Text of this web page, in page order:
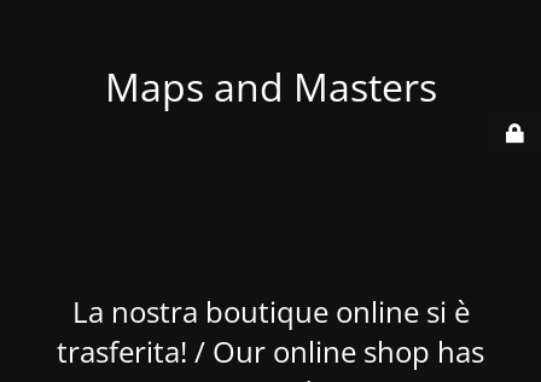
Maps and Masters
La nostra boutique online si è
trasferita! / Our online shop has